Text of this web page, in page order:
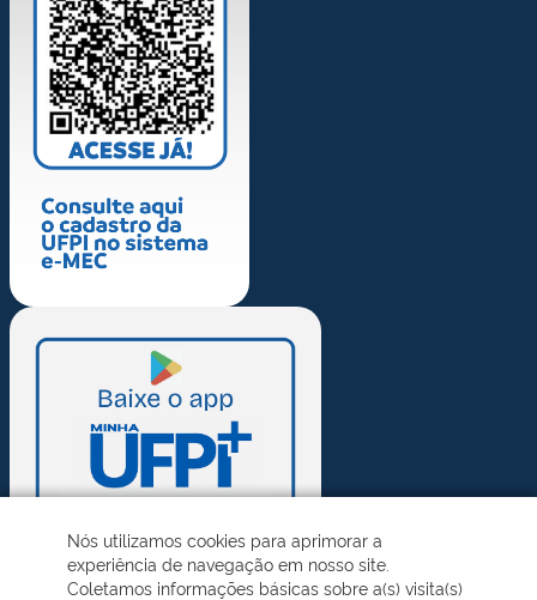
Nós utilizamos cookies para aprimorar a
experiência de navegação em nosso site.
Coletamos informações básicas sobre a(s) visita(s)